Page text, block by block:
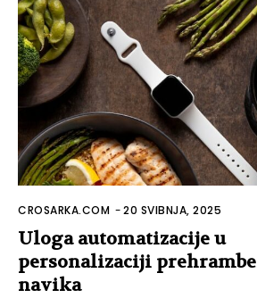
CROSARKA.COM -20 SVIBNJA, 2025
Uloga automatizacije u
personalizaciji
navika